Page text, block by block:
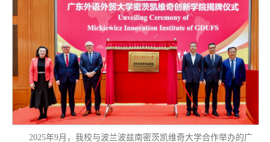
2025年9月，我校与波兰波兹南密茨凯维奇大学合作举办的广